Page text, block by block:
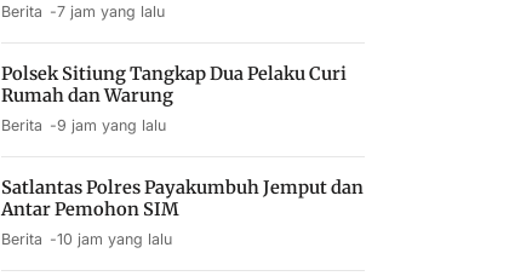
Berita 7 jam yang lalu
Polsek Sitiung Tangkap Dua Pelaku Curi
Rumah dan Warung
Berita 9 jam yang lalu
Satlantas Polres Payakumbuh Jemput dan
Antar Pemohon SIM
Berita 10 jam yang lalu